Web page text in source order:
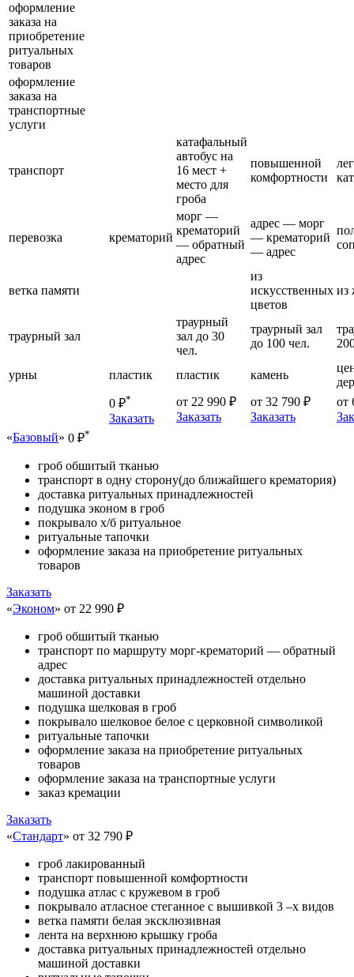
оформление
заказа на
приобретение
ритуальных
товаров
оформление
заказа на
транспортные
услуги
транспорт
катафальный
автобус на
16 мест +
место для
гроба
повышенной
комфортности
перевозка крематорий
морг —
крематорий
— обратный
адрес
адрес — морг
— крематорий
— адрес
ветка памяти
из
искусственных
цветов
из
траурный зал
траурный
зал до 30
чел.
траурный зал
до 100 чел.
урны пластик пластик камень
0 ₽*
Заказать
от 22 990 ₽
Заказать
от 32 790 ₽
Заказать
от
«Базовый» 0 ₽*
гроб обшитый тканью
транспорт в одну сторону(до ближайшего крематория)
доставка ритуальных принадлежностей
подушка эконом в гроб
покрывало х/б ритуальное
ритуальные тапочки
оформление заказа на приобретение ритуальных
товаров
Заказать
«Эконом» от 22 990 ₽
гроб обшитый тканью
транспорт по маршруту морг-крематорий — обратный
адрес
доставка ритуальных принадлежностей отдельно
машиной доставки
подушка шелковая в гроб
покрывало шелковое белое с церковной символикой
ритуальные тапочки
оформление заказа на приобретение ритуальных
товаров
оформление заказа на транспортные услуги
заказ кремации
Заказать
«Стандарт» от 32 790 ₽
гроб лакированный
транспорт повышенной комфортности
подушка атлас с кружевом в гроб
покрывало атласное стеганное с вышивкой 3 –х видов
ветка памяти белая эксклюзивная
лента на верхнюю крышку гроба
доставка ритуальных принадлежностей отдельно
машиной доставки